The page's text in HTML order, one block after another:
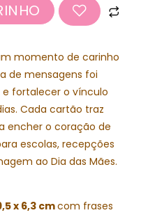
momento de carinho
de mensagens foi
fortalecer o vínculo
Cada cartão traz
encher o coração de
escolas, recepções
ao Dia das Mães.
x 6,3 cmcom frases